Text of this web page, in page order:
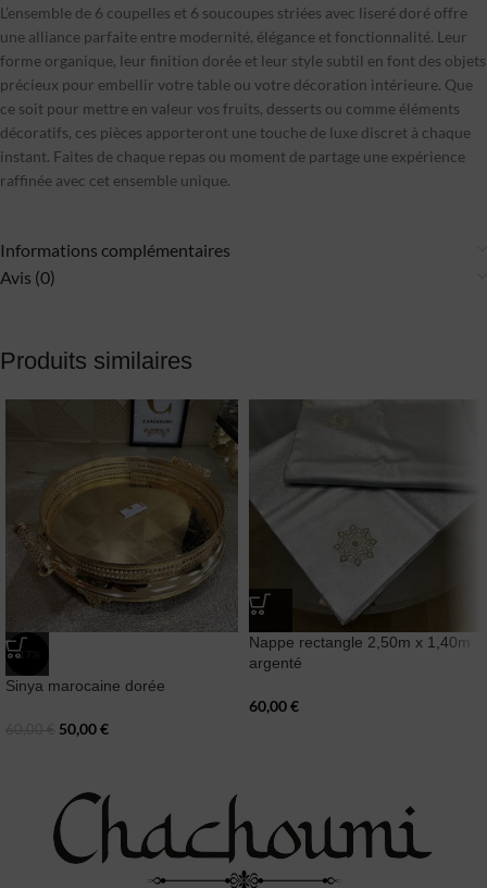
L’ensemble de 6 coupelles et 6 soucoupes striées avec liseré doré offre
une alliance parfaite entre modernité, élégance et fonctionnalité. Leur
forme organique, leur finition dorée et leur style subtil en font des objets
précieux pour embellir votre table ou votre décoration intérieure. Que
ce soit pour mettre en valeur vos fruits, desserts ou comme éléments
décoratifs, ces pièces apporteront une touche de luxe discret à chaque
instant. Faites de chaque repas ou moment de partage une expérience
raffinée avec cet ensemble unique.
Informations complémentaires
Avis (0)
Produits similaires
-17%
Sinya marocaine dorée
50,00€
Nappe rectangle 2,50m x 1,40m
argenté
60,00€